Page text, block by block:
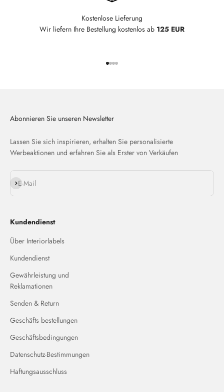
Kostenlose Lieferung
Wir liefern Ihre Bestellung kostenlos ab 125 EUR
Abonnieren Sie unseren Newsletter
Lassen Sie sich inspirieren, erhalten Sie personalisierte
Werbeaktionen und erfahren Sie als Erster von Verkäufen
E-Mail
Abonnieren
Kundendienst
Über Interiorlabels
Kundendienst
Gewährleistung und
Reklamationen
Senden & Return
Geschäfts bestellungen
Geschäftsbedingungen
Datenschutz-Bestimmungen
Haftungsausschluss